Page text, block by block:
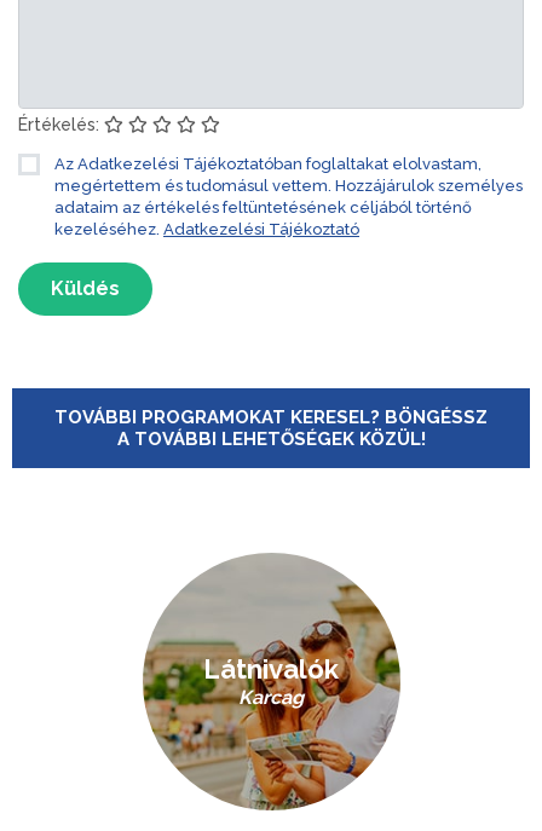
Értékelés:
Az Adatkezelési Tájékoztatóban foglaltakat elolvastam,
megértettem és tudomásul vettem. Hozzájárulok személyes
adataim az értékelés feltüntetésének céljából történő
kezeléséhez. Adatkezelési Tájékoztató
Küldés
TOVÁBBI PROGRAMOKAT KERESEL? BÖNGÉSSZ
A TOVÁBBI LEHETŐSÉGEK KÖZÜL!
Látnivalók
Karcag